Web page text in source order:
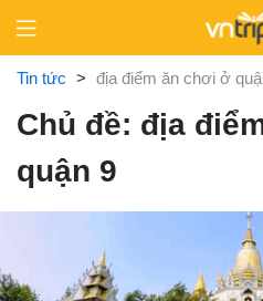
content
Tin tức > địa điểm ăn chơi ở
Chủ đề: địa
quận 9